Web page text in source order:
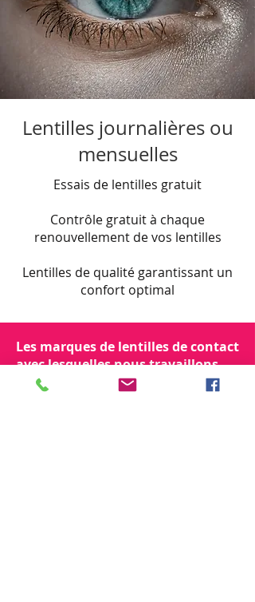
Lentilles journalières ou
mensuelles
Essais de lentilles gratuit
Contrôle gratuit à chaque
renouvellement de vos lentilles
Lentilles de qualité garantissant un
confort optimal
Les marques de lentilles de contact
avec lesquelles nous travaillons